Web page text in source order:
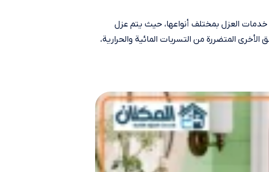
العزل بمختلف أنواعها، حيث يتم عزل
المتضررة من التسربات المائية والحرارية،